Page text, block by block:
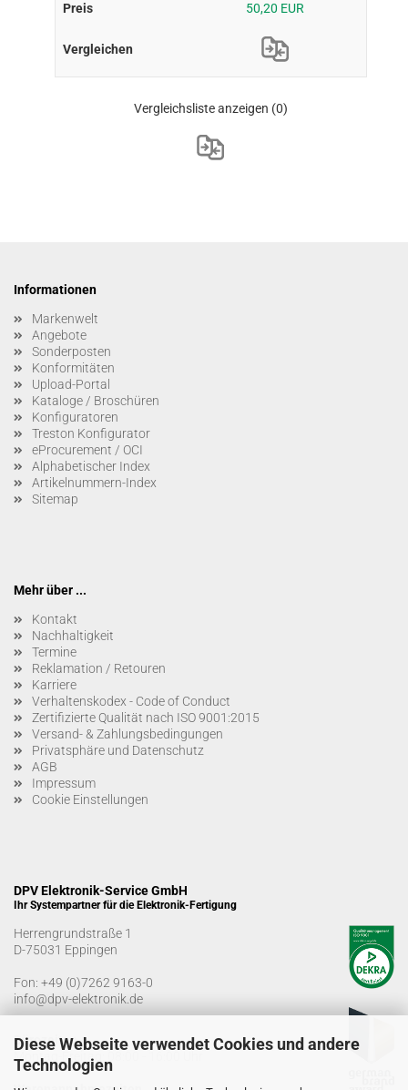
Diese Webseite verwendet Cookies und andere
Technologien
50,20 EUR
Vergleichsliste anzeigen (0)
Informationen
Markenwelt
Angebote
Sonderposten
Konformitäten
Upload-Portal
Kataloge / Broschüren
Konfiguratoren
Treston Konfigurator
eProcurement / OCI
Alphabetischer Index
Artikelnummern-Index
Sitemap
Mehr über ...
Kontakt
Nachhaltigkeit
Termine
Reklamation / Retouren
Karriere
Verhaltenskodex - Code of Conduct
Zertifizierte Qualität nach ISO 9001:2015
Versand- & Zahlungsbedingungen
Privatsphäre und Datenschutz
AGB
Impressum
Cookie Einstellungen
DPV Elektronik-Service GmbH
Ihr Systempartner für die Elektronik-Fertigung
Herrengrundstraße 1
D-75031 Eppingen
Fon: +49 (0)7262 9163-0
info@dpv-elektronik.de
Bürozeiten
Montag-Freitag: 08:00 - 16:00 Uhr